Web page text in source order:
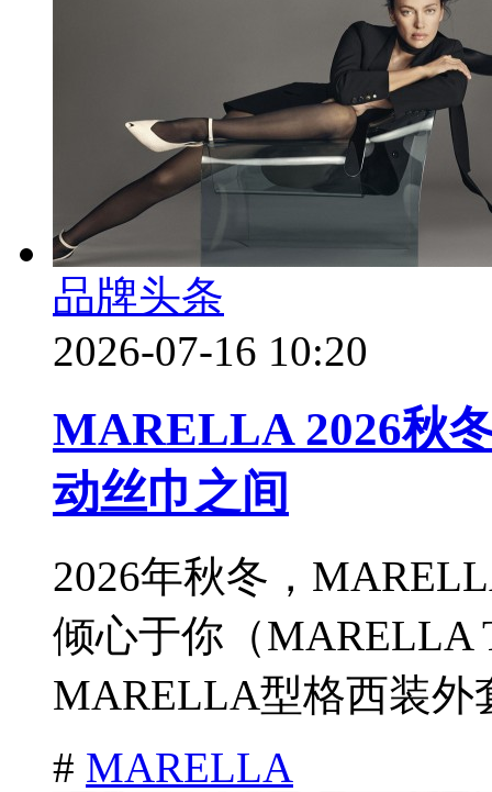
品牌头条
2026-07-16 10:20
MARELLA 2026秋
动丝巾之间
2026年秋冬，
倾心于你（MARELLA
MARELLA型格西装外
# MARELLA